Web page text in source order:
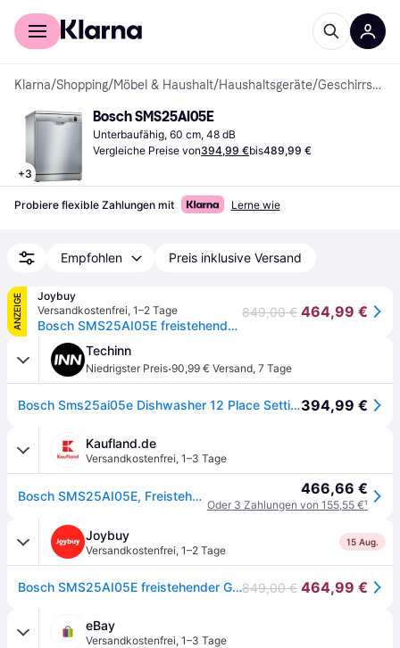
Für Shopper
Klarna/Shopping/Möbel & Haushalt/Haushaltsgeräte/ Geschirrspüler
+3
Bosch SMS25AI05E
Unterbaufähig, 60 cm, 48 dB
Vergleiche Preise von394,99 €bis489,99 €
Probiere flexible Zahlungen mit Lerne wie
Empfohlen Preis inklusive Versand
ANZEIGE
Joybuy
Versandkostenfrei, 1–2 Tage
Bosch SMS25AI05E freistehender Geschirrspüler, 12 Maßgedecke, 48 dB, EcoSilence Drive, VarioSpeed Plus, AquaStop, Edelstahl
849,00 € 464,99 €
Techinn
Niedrigster Preis·90,99 € Versand, 7 Tage
Bosch Sms25ai05e Dishwasher 12 Place Settings Silber 60 cm / EU Plug 220V394,99 €
Kaufland.de
Versandkostenfrei, 1–3 Tage
Bosch SMS25AI05E, Freistehend, Standardgröße (60 cm), Edelstahl, Edelstahl, Tasten, Drehregler, 1,75 m 466,66 €
Oder 3 Zahlungen von 155,55 €¹
Joybuy
Versandkostenfrei, 1–2 Tage
15 Aug.
Bosch SMS25AI05E freistehender Geschirrspüler, 12 Maßgedecke, 48 dB, EcoSilence Drive, VarioSpeed Plus, AquaStop, Edelstahl849,00 € 464,99 €
eBay
Versandkostenfrei, 1–3 Tage